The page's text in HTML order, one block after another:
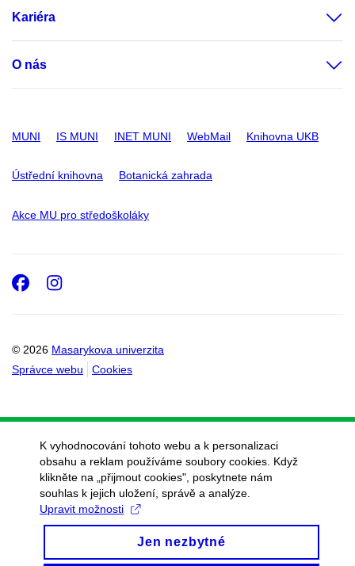
Kariéra
O nás
MUNI IS MUNI INET MUNI WebMail Knihovna UKB
Ústřední knihovna Botanická zahrada
Akce MU pro středoškoláky
© 2026 Masarykova univerzita
Správce webu
Cookies
Facebook
Instagram
K vyhodnocování tohoto webu a k personalizaci
obsahu a reklam používáme soubory cookies. Když
klikněte na „přijmout cookies", poskytnete nám
souhlas k jejich uložení, správě a analýze.
Upravit možnosti
Jen nezbytné